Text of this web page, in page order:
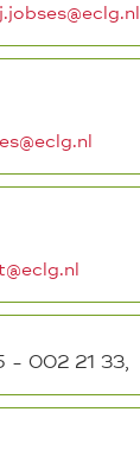
j.jobses@eclg.nl
- 002 21 33,